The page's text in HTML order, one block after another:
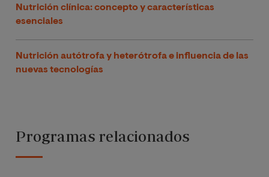
Nutrición clínica: concepto y características
esenciales
Nutrición autótrofa y heterótrofa e influencia de las
nuevas tecnologías
Programas relacionados